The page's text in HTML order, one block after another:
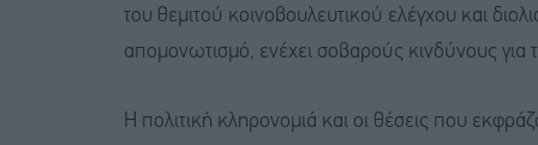
του θεμιτού κοινοβουλευτικού ελέγχου και
απομονωτισμό, ενέχει σοβαρούς κινδύνους για
Η πολιτική κληρονομιά και οι θέσεις που